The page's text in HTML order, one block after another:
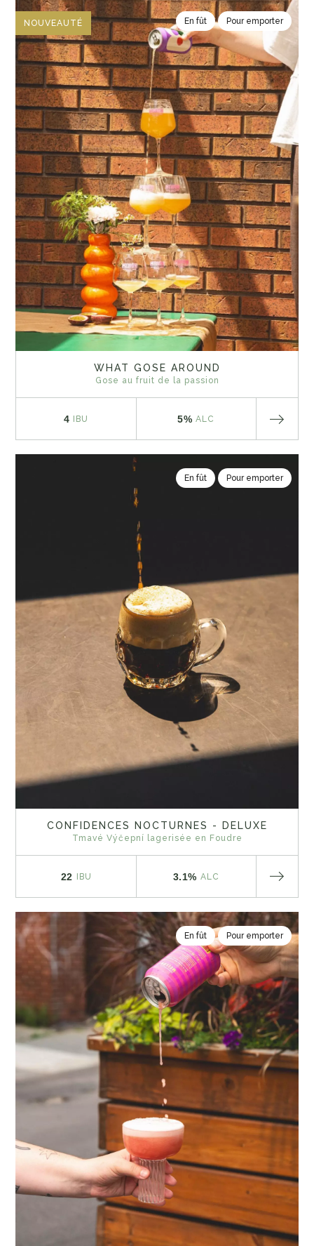
NOUVEAUTÉ En fût Pour emporter
WHAT GOSE AROUND
Gose au fruit de la passion
4 IBU 5% ALC
En fût Pour emporter
CONFIDENCES NOCTURNES - DELUXE
Tmavé Výčepní lagerisée en Foudre
22 IBU 3.1% ALC
En fût Pour emporter